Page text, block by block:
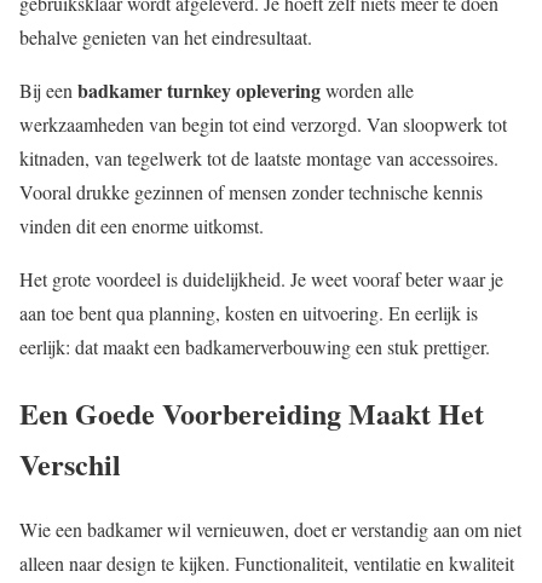
behalve genieten van het eindresultaat.
Bij een badkamer turnkey opleveringworden alle
werkzaamheden van begin tot eind verzorgd. Van sloopwerk tot
kitnaden, van tegelwerk tot de laatste montage van accessoires.
Vooral drukke gezinnen of mensen zonder technische kennis
vinden dit een enorme uitkomst.
Het grote voordeel is duidelijkheid. Je weet vooraf beter waar je
aan toe bent qua planning, kosten en uitvoering. En eerlijk is
eerlijk: dat maakt een badkamerverbouwing een stuk prettiger.
Een Goede Voorbereiding Maakt Het
Verschil
Wie een badkamer wil vernieuwen, doet er verstandig aan om niet
alleen naar design te kijken. Functionaliteit, ventilatie en kwaliteit